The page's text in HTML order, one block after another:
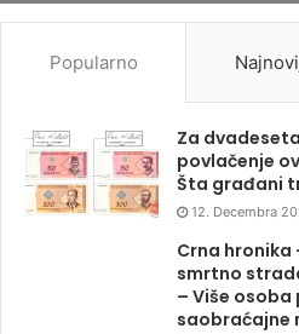
Popularno
Za
povlačenje
Šta građani
12. Decembra
Crna hronika
smrtno
– Više osoba
saobraćajne